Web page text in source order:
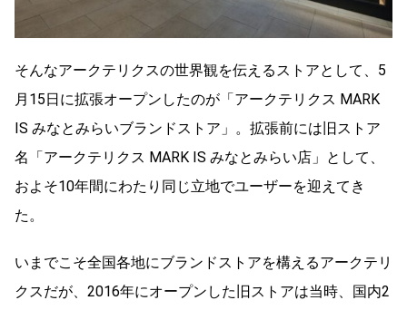
そんなアークテリクスの世界観を伝えるストアとして、5
月15日に拡張オープンしたのが「アークテリクス MARK
IS みなとみらいブランドストア」。拡張前には旧ストア
名「アークテリクス MARK IS みなとみらい店」として、
およそ10年間にわたり同じ立地でユーザーを迎えてき
た。
いまでこそ全国各地にブランドストアを構えるアークテリ
クスだが、2016年にオープンした旧ストアは当時、国内2